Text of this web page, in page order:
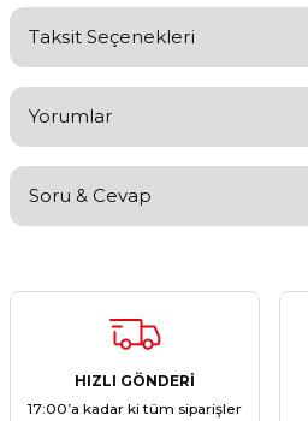
Taksit Seçenekleri
Yorumlar
Yorum Yaz
Soru & Cevap
Ürün hakkında henüz
HIZLI GÖNDERİ
17:00’a kadar ki tüm siparişler